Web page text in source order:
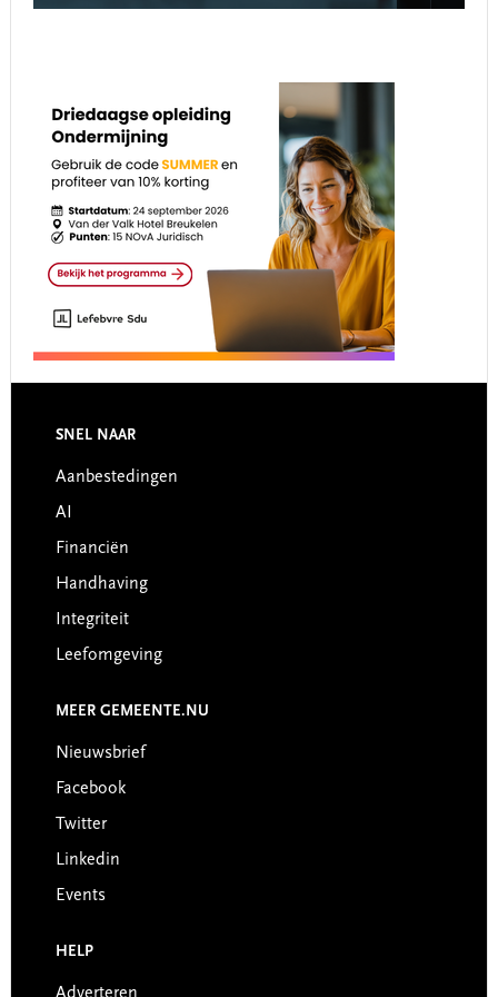
Footer
SNEL NAAR
Aanbestedingen
AI
Financiën
Handhaving
Integriteit
Leefomgeving
MEER GEMEENTE.NU
Nieuwsbrief
Facebook
Twitter
Linkedin
Events
HELP
Adverteren